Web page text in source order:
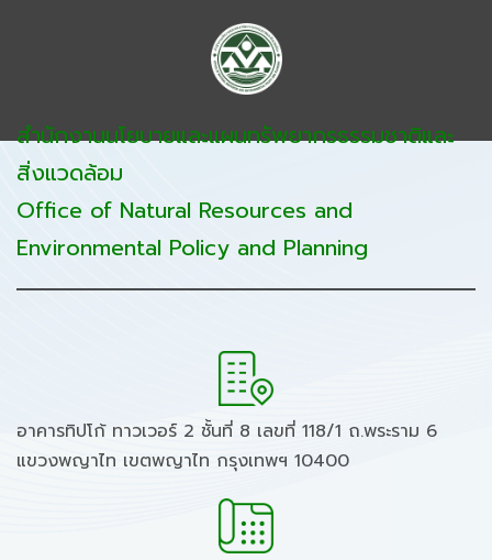
สำนักงานนโยบายและแผนทรัพยากรธรรมชาติและ
สิ่งแวดล้อม
Office of Natural Resources and
Environmental Policy and Planning
อาคารทิปโก้ ทาวเวอร์ 2 ชั้นที่ 8 เลขที่ 118/1 ถ.พระราม 6
แขวงพญาไท เขตพญาไท กรุงเทพฯ 10400